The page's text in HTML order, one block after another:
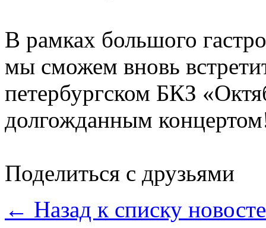
В рамках большого
мы сможем вновь
петербургском БКЗ
долгожданным
Поделиться с друзьями
← Назад к списку